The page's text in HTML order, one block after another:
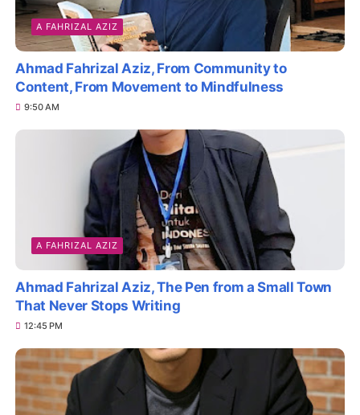
A FAHRIZAL AZIZ
Ahmad Fahrizal Aziz, From Community to
Content, From Movement to Mindfulness
9:50 AM
A FAHRIZAL AZIZ
Ahmad Fahrizal Aziz, The Pen from a Small Town
That Never Stops Writing
12:45 PM